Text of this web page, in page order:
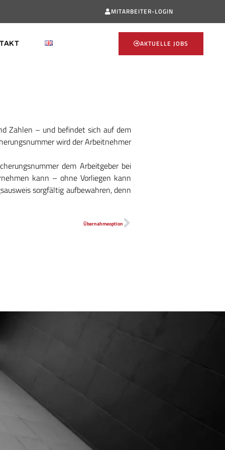
MITARBEITER-LOGIN
AKTUELLE JOBS
Zahlen – und befindet sich auf dem
wird der Arbeitnehmer
dem Arbeitgeber bei
kann – ohne Vorliegen kann
sorgfältig aufbewahren, denn
Übernahmeoption